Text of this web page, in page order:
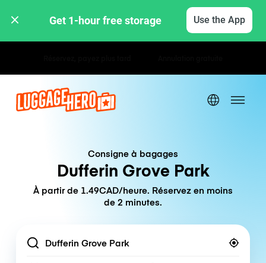
Get 1-hour free storage Use the App
Consigne à bagages
Dufferin Grove Park
À partir de 1.49CAD/heure. Réservez en moins
de 2 minutes.
Location